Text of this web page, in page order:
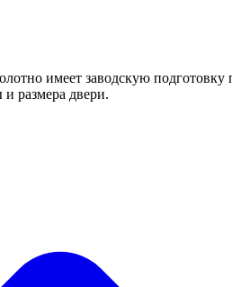
имеет заводскую
размера двери.